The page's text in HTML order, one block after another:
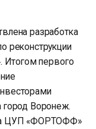
разработка
реконструкции
Итогом первого
город Воронеж.
ЦУП «ФОРТОФФ»